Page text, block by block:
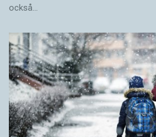
också…